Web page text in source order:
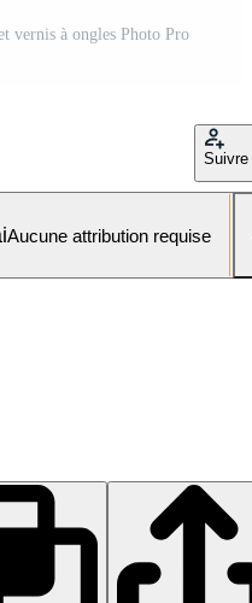
vernis à ongles Photo Pro
Suivre
Aucune attribution requise